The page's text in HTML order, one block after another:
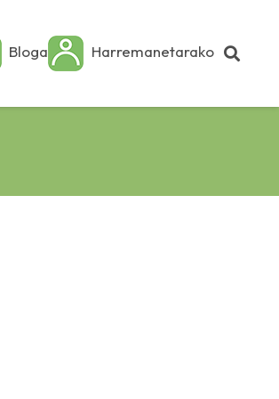
Bloga Harremanetarako